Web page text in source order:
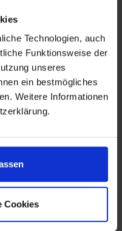
Technologien, auch
Funktionsweise der
unseres
ein bestmögliches
Weitere Informationen
Cookies
"Verl.kabel